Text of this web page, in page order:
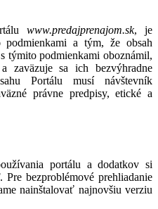
www.predajprenajom.sk, je
a tým, že obsah
týmito podmienkami oboznámil,
zaväzuje sa ich bezvýhradne
Portálu musí návštevník
právne predpisy, etické a
portálu a dodatkov si
bezproblémové prehliadanie
nainštalovať najnovšiu verziu